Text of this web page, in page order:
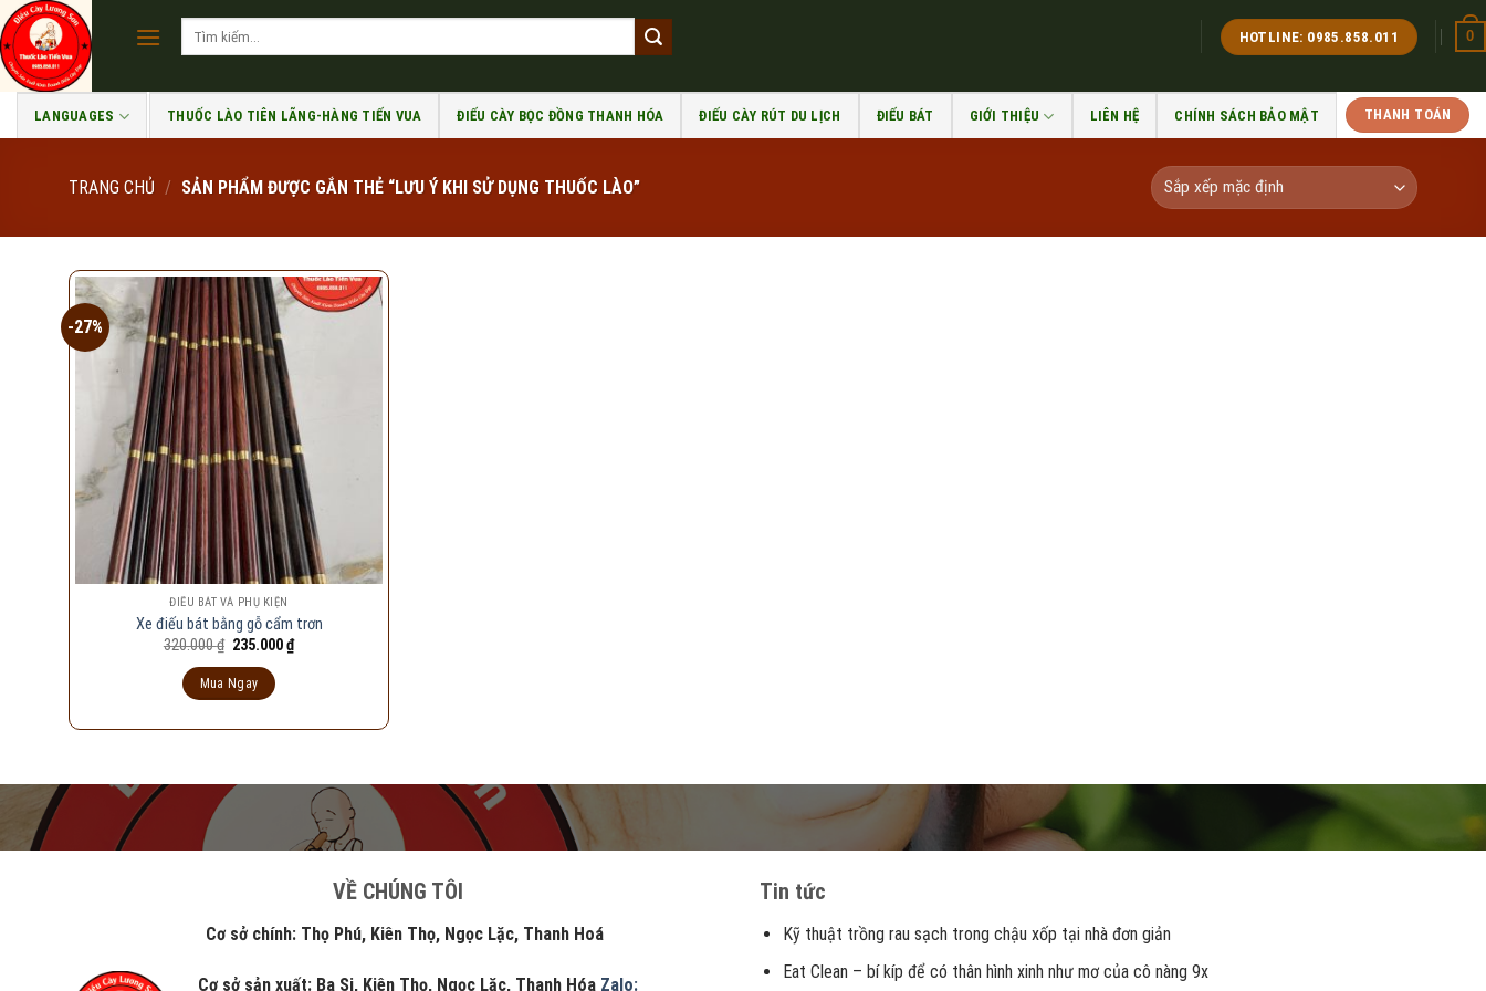
Skip
to
content
HOTLINE: 0985.858.011 0
LANGUAGES THUỐC LÀO TIÊN LÃNG-HÀNG TIẾN VUA ĐIẾU CÀY BỌC ĐỒNG THANH HÓA ĐIẾU CÀY RÚT DU LỊCH ĐIẾU BÁT GIỚI THIỆU LIÊN HỆ CHÍNH SÁCH BẢO MẬT THANH TOÁN
TRANG CHỦ / SẢN PHẨM ĐƯỢC GẮN THẺ “LƯU Ý KHI SỬ DỤNG THUỐC LÀO”
-27%
ĐIẾU BÁT VÀ PHỤ KIỆN
Xe điếu bát bằng gỗ cẩm trơn
320.000₫ Giá
là:
320.000 ₫.
235.000₫Giá
hiện
Mua Ngay
VỀ CHÚNG TÔI
Cơ sở chính: Thọ Phú, Kiên Thọ, Ngọc Lặc, Thanh Hoá
Cơ sở sản xuất: Ba Si, Kiên Thọ, Ngọc Lặc, Thanh Hóa Zalo:
Tin tức
Kỹ thuật trồng rau sạch trong chậu xốp tại nhà đơn giản
Eat Clean – bí kíp để có thân hình xinh như mơ của cô nàng 9x